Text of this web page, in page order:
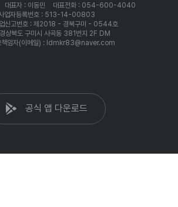
대표자 : 이동민
대표전화 : 054-600-4040
업자등록번호 : 513-14-00803
신고번호 : 제2018 - 경북구미 - 0544호
상북도 구미시 사곡동 381번지 2F DM
책임자(이메일) : ldmkr83@naver.com
공식 앱 다운로드